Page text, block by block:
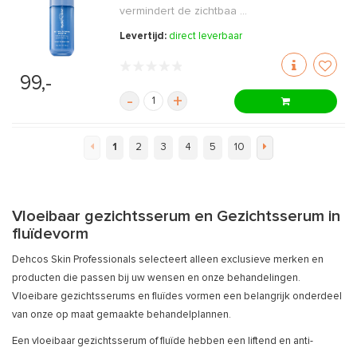
99,-
vermindert de zichtbaa ...
Levertijd: direct leverbaar
- +
1 2 3 4 5 10
Vloeibaar gezichtsserum en Gezichtsserum in
fluïdevorm
Dehcos Skin Professionals selecteert alleen exclusieve merken en
producten die passen bij uw wensen en onze behandelingen.
Vloeibare gezichtsserums en fluïdes vormen een belangrijk onderdeel
van onze op maat gemaakte behandelplannen.
Een vloeibaar gezichtsserum of fluïde hebben een liftend en anti-